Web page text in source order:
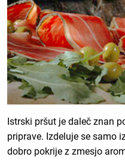
Istrski pršut je daleč znan
priprave. Izdeluje se samo
dobro pokrije z zmesjo